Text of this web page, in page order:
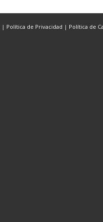
| Política de Privacidad | Política de